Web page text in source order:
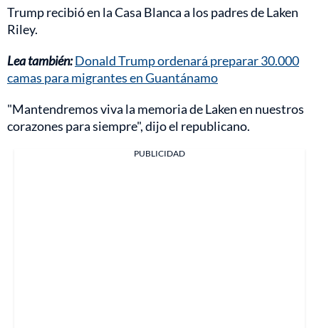
Trump recibió en la Casa Blanca a los padres de Laken
Riley.
Lea también:Donald Trump ordenará preparar 30.000
camas para migrantes en Guantánamo
"Mantendremos viva la memoria de Laken en nuestros
corazones para siempre", dijo el republicano.
PUBLICIDAD